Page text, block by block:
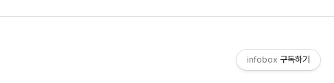
infobox 구독하기